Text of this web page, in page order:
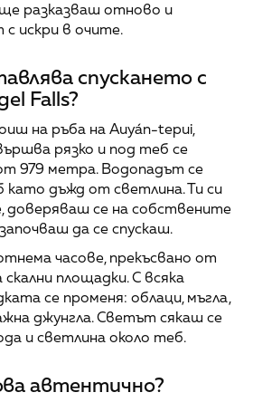
разказваш отново и
искри в очите.
спускането с
Falls?
на ръба на Auyán-tepui,
рязко и под теб се
979 метра. Водопадът се
като дъжд от светлина. Ти си
доверяваш се на собствените
да се спускаш.
часове, прекъсвано от
площадки. С всяка
се променя: облаци, мъгла,
джунгла. Светът сякаш се
и светлина около теб.
автентично?